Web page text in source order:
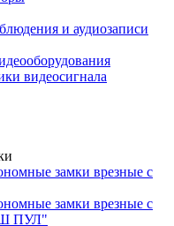
и аудиозаписи
видеосигнала
замки врезные с
замки врезные с
ПУЛ"